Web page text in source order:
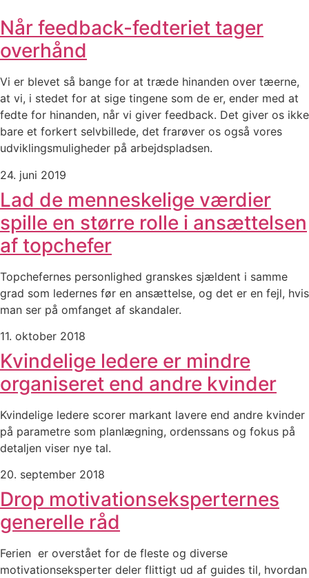
Når feedback-fedteriet tager
overhånd
Vi er blevet så bange for at træde hinanden over tæerne,
at vi, i stedet for at sige tingene som de er, ender med at
fedte for hinanden, når vi giver feedback. Det giver os ikke
bare et forkert selvbillede, det frarøver os også vores
udviklingsmuligheder på arbejdspladsen.
24. juni 2019
Lad de menneskelige værdier
spille en større rolle i ansættelsen
af topchefer
Topchefernes personlighed granskes sjældent i samme
grad som ledernes før en ansættelse, og det er en fejl, hvis
man ser på omfanget af skandaler.
11. oktober 2018
Kvindelige ledere er mindre
organiseret end andre kvinder
Kvindelige ledere scorer markant lavere end andre kvinder
på parametre som planlægning, ordenssans og fokus på
detaljen viser nye tal.
20. september 2018
Drop motivationseksperternes
generelle råd
Ferien er overstået for de fleste og diverse
motivationseksperter deler flittigt ud af guides til, hvordan